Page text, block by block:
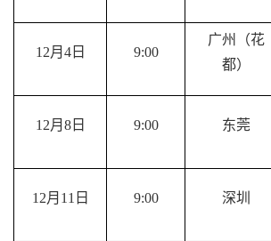
12月 4日 9:00
广州（花
都）
12月 8日 9:00 东莞
12月 11 日 9:00 深圳